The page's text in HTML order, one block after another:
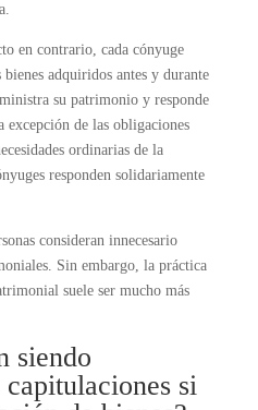
en contrario, cada cónyuge
adquiridos antes y durante
su patrimonio y responde
excepción de las obligaciones
ordinarias de la
responden solidariamente
consideran innecesario
Sin embargo, la práctica
suele ser mucho más
siendo
si